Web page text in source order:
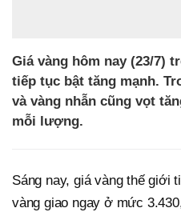
Giá vàng hôm nay (23/7)
tiếp tục bật tăng mạnh.
và vàng nhẫn cũng vọt
mỗi lượng.
Sáng nay, giá vàng thế giới
vàng giao ngay ở mức